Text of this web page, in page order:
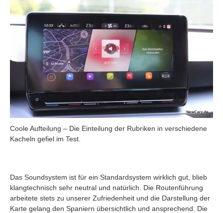
Coole Aufteilung – Die Einteilung der Rubriken in verschiedene
Kacheln gefiel im Test.
Das Soundsystem ist für ein Standardsystem wirklich gut, blieb
klangtechnisch sehr neutral und natürlich. Die Routenführung
arbeitete stets zu unserer Zufriedenheit und die Darstellung der
Karte gelang den Spaniern übersichtlich und ansprechend. Die